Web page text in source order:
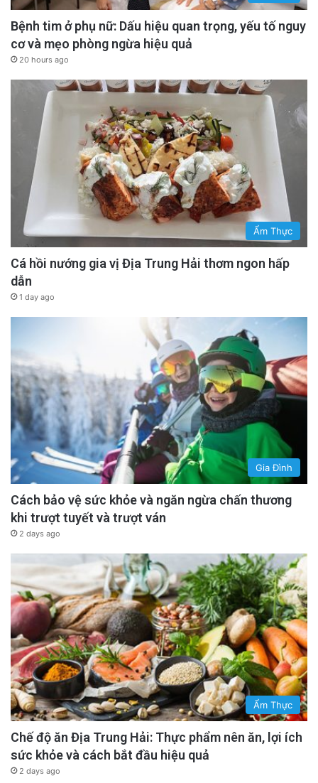
Bệnh tim ở phụ nữ: Dấu hiệu quan trọng, yếu tố nguy
cơ và mẹo phòng ngừa hiệu quả
20 hours ago
Ẩm Thực
Cá hồi nướng gia vị Địa Trung Hải thơm ngon hấp
dẫn
1 day ago
Gia Đình
Cách bảo vệ sức khỏe và ngăn ngừa chấn thương
khi trượt tuyết và trượt ván
2 days ago
Ẩm Thực
Chế độ ăn Địa Trung Hải: Thực phẩm nên ăn, lợi ích
sức khỏe và cách bắt đầu hiệu quả
2 days ago